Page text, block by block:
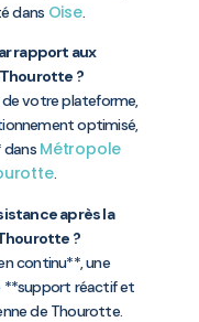
dans Oise.
rapport aux
?
votre plateforme,
optimisé,
dans Métropole
.
après la
?
continu**, une
**support réactif et
de Thourotte.